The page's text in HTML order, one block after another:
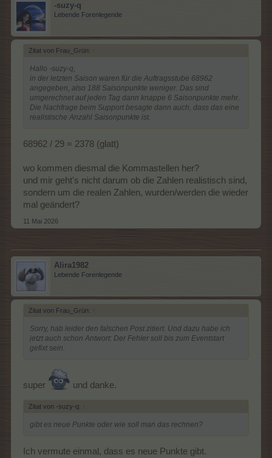
-suzy-q
Lebende Forenlegende
Zitat von Frau_Grün: ↑
Hallo -suzy-q,
in der letzten Saison waren für die Auftragsstube 68962
angegeben, also 188 Saisonpunkte weniger. Das sind
umgerechnet auf jeden Tag dann knappe 6 Saisonpunkte mehr.
Die Nachfrage beim Support besagte dann auch, dass das eine
realistische Anzahl Saisonpunkte ist.
68962 / 29 = 2378 (glatt)
wo kommen diesmal die Kommastellen her?
und mir geht's nicht darum ob die Zahlen realistisch sind,
sondern um die realen Zahlen, wurden/werden die wieder
mal geändert?
11 Mai 2026
Alira1982
Lebende Forenlegende
Zitat von Frau_Grün: ↑
Sorry, hab leider den falschen Post zitiert. Und dazu habe ich
jetzt auch schon Antwort: Der Fehler soll bis zum Eventstart
gefixt sein.
super und danke.
Zitat von -suzy-q: ↑
gibt es neue Punkte oder wie soll man das rechnen?
Ich vermute einmal, dass es neue Punkte gibt.